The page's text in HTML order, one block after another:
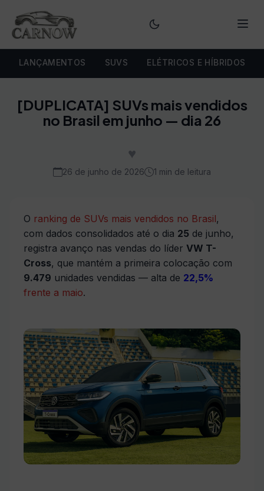
LANÇAMENTOS SUVS ELÉTRICOS E HÍBRIDOS
[DUPLICATA] SUVs mais vendidos
no Brasil em junho — dia 26
♥
26 de junho de 2026 1 min de leitura
O ranking de SUVs mais vendidos no Brasil,
com dados consolidados até o dia 25 de junho,
registra avanço nas vendas do líder VW T-
Cross, que mantém a primeira colocação com
9.479 unidades vendidas — alta de 22,5%
frente a maio.